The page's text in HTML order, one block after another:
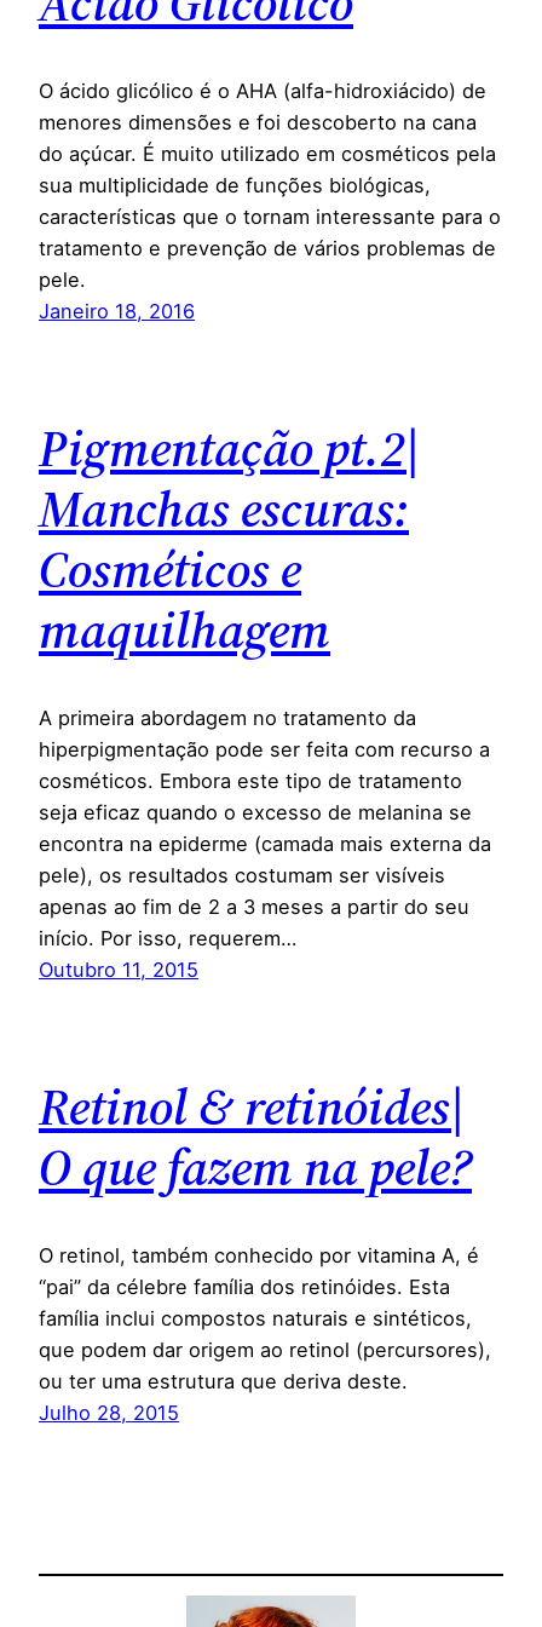
O ácido glicólico é o AHA (alfa-hidroxiácido) de
menores dimensões e foi descoberto na cana
do açúcar. É muito utilizado em cosméticos pela
sua multiplicidade de funções biológicas,
características que o tornam interessante para o
tratamento e prevenção de vários problemas de
pele.
Janeiro 18, 2016
Pigmentação pt.2|
Manchas escuras:
Cosméticos e
maquilhagem
A primeira abordagem no tratamento da
hiperpigmentação pode ser feita com recurso a
cosméticos. Embora este tipo de tratamento
seja eficaz quando o excesso de melanina se
encontra na epiderme (camada mais externa da
pele), os resultados costumam ser visíveis
apenas ao fim de 2 a 3 meses a partir do seu
início. Por isso, requerem…
Outubro 11, 2015
Retinol & retinóides|
O que fazem na pele?
O retinol, também conhecido por vitamina A, é
“pai” da célebre família dos retinóides. Esta
família inclui compostos naturais e sintéticos,
que podem dar origem ao retinol (percursores),
ou ter uma estrutura que deriva deste.
Julho 28, 2015